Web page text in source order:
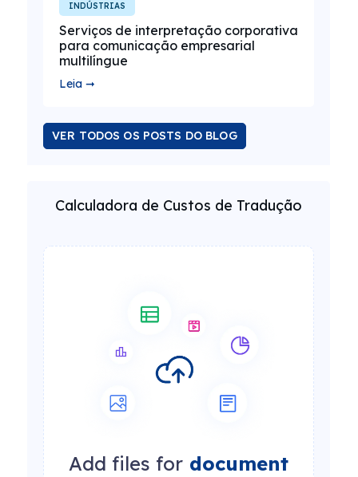
INDÚSTRIAS
Serviços de interpretação corporativa
para comunicação empresarial
multilíngue
Leia ➞
VER TODOS OS POSTS DO BLOG
Calculadora de Custos de Tradução
Add files for document